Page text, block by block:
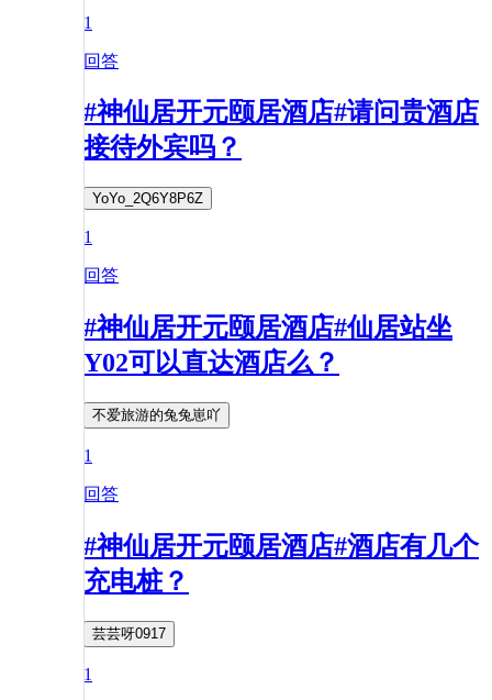
1
回答
#神仙居开元颐居酒店#请问贵酒店
接待外宾吗？
YoYo_2Q6Y8P6Z
1
回答
#神仙居开元颐居酒店#仙居站坐
Y02可以直达酒店么？
不爱旅游的兔兔崽吖
1
回答
#神仙居开元颐居酒店#酒店有几个
充电桩？
芸芸呀0917
1